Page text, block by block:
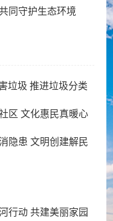
同守护生态环境
垃圾 推进垃圾分类
区 文化惠民真暖心
隐患 文明创建解民
行动 共建美丽家园